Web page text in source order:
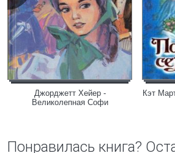
Джорджетт Хейер -
Великолепная Софи
Кэт
Понравилась книга?